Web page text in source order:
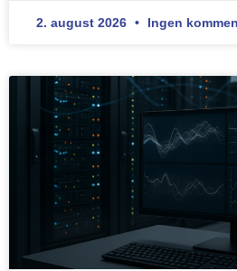
2. august 2026 Ingen